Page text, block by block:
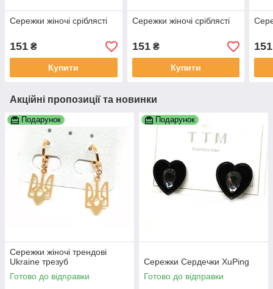
Сережки жіночі сріблясті
151 ₴
Купити
Сережки жіночі сріблясті
151₴
Купити
151
Акційні пропозиції та новинки
Подарунок
Сережки жіночі трендові
Ukraine трезуб
Готово до відправки
Подарунок
Сережки Сердечки XuPing
Готово до відправки